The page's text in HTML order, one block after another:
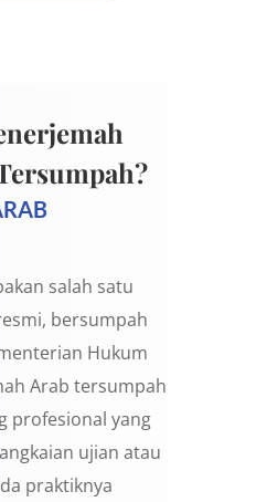
salah satu
bersumpah
Hukum
Arab tersumpah
profesional yang
ujian atau
praktiknya